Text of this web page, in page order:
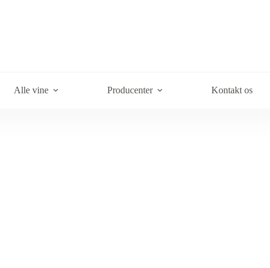
Alle vine Producenter Kontakt os